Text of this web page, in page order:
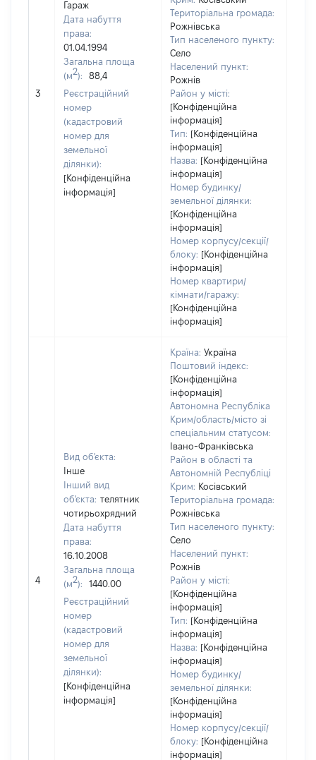
3
Гараж
Дата набуття
права:
01.04.1994
Загальна площа
(м2):
88,4
Реєстраційний
номер
(кадастровий
номер для
земельної
ділянки):
[Конфіденційна
інформація]
Територіальна громада:
Рожнівська
Тип населеного пункту:
Село
Населений пункт:
Рожнів
Район у місті:
[Конфіденційна
інформація]
Тип: [Конфіденційна
інформація]
Назва: [Конфіденційна
інформація]
Номер будинку/
земельної ділянки:
[Конфіденційна
інформація]
Номер корпусу/секції/
блоку: [Конфіденційна
інформація]
Номер квартири/
кімнати/гаражу:
[Конфіденційна
інформація]
4
Вид об'єкта:
Інше
Інший вид
об'єкта: телятник
чотирьохрядний
Дата набуття
права:
16.10.2008
Загальна площа
(м2):
1440.00
Реєстраційний
номер
(кадастровий
номер для
земельної
ділянки):
[Конфіденційна
інформація]
Країна: Україна
Поштовий індекс:
[Конфіденційна
інформація]
Автономна Республіка
Крим/область/місто зі
спеціальним статусом:
Івано-Франківська
Район в області та
Автономній Республіці
Крим: Косівський
Територіальна громада:
Рожнівська
Тип населеного пункту:
Село
Населений пункт:
Рожнів
Район у місті:
[Конфіденційна
інформація]
Тип: [Конфіденційна
інформація]
Назва: [Конфіденційна
інформація]
Номер будинку/
земельної ділянки:
[Конфіденційна
інформація]
Номер корпусу/секції/
блоку: [Конфіденційна
інформація]